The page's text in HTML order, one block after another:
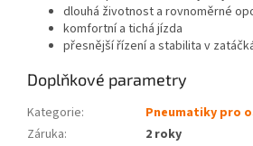
dlouhá životnost a rovnoměrné
komfortní a tichá jízda
přesnější řízení a stabilita v
Doplňkové parametry
Kategorie:
Pneumatiky pro
Záruka:
2 roky